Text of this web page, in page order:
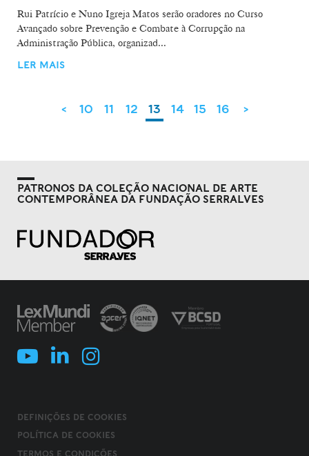
Rui Patrício e Nuno Igreja Matos serão oradores no Curso
Avançado sobre Prevenção e Combate à Corrupção na
Administração Pública, organizad...
LER MAIS
< 10 11 12 13 14 15 16 >
PATRONOS DA COLEÇÃO NACIONAL DE ARTE
CONTEMPORÂNEA DA FUNDAÇÃO SERRALVES
DEFINIÇÕES DE COOKIES
POLÍTICA DE COOKIES
TERMOS E CONDIÇÕES